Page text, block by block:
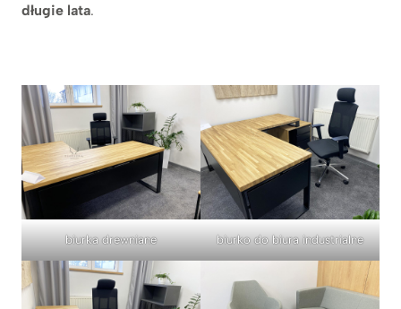
długie lata.
biurka drewniane biurko do biura industrialne